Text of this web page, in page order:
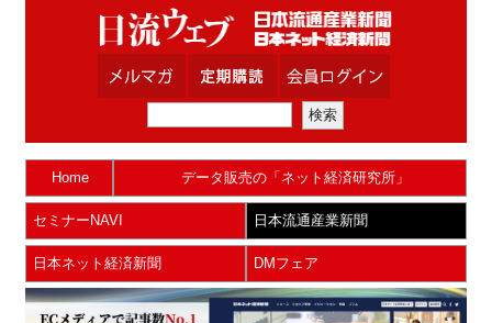
Home データ販売の「ネット経済研究所」
セミナーNAVI 日本流通産業新聞
日本ネット経済新聞 DMフェア